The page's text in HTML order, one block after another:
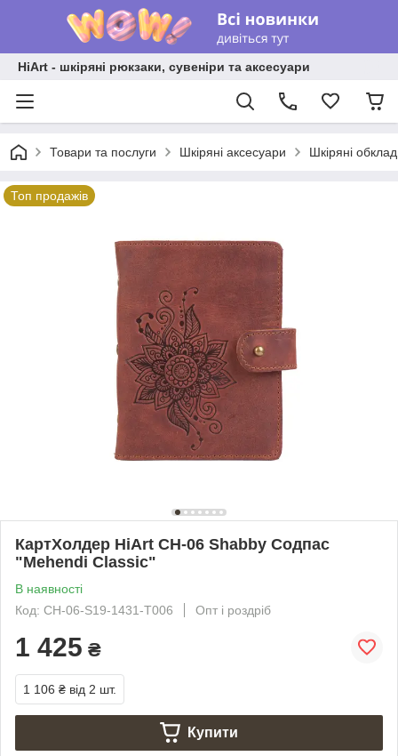
HiArt - шкіряні рюкзаки, сувеніри та аксесуари
Товари та послуги Шкіряні аксесуари Шкіряні
Топ продажів
КартХолдер HiArt CH-06 Shabby Содпас
"Mehendi Classic"
В наявності
Код: CH-06-S19-1431-T006
Опт і роздріб
1 425 ₴
1 106 ₴ від 2 шт.
Купити